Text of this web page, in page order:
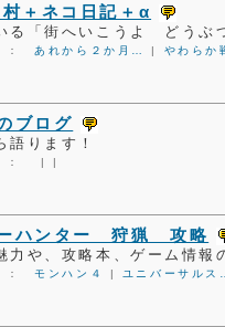
＋ネコ日記＋α
る「街へいこうよ どうぶ
： あれから２か月… | やわら
ブログ
語ります！
： | |
ハンター 狩猟 攻略
力や、攻略本、ゲーム情報
：モンハン４ | ユニバーサル